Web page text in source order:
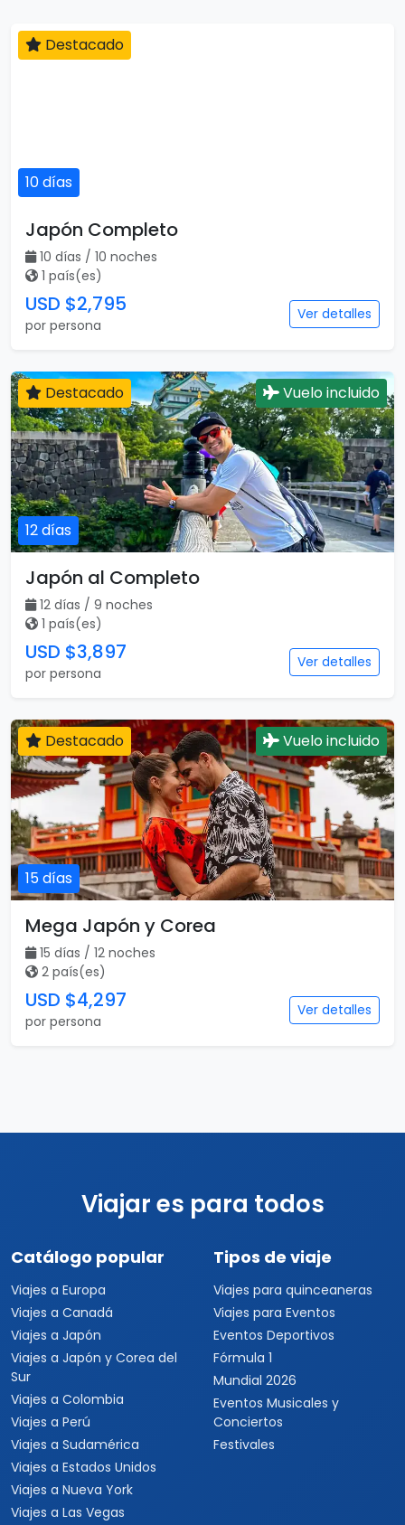
10 días
Destacado
Japón Completo
10 días / 10 noches
1 país(es)
USD $2,795
por persona
Ver detalles
12 días
Destacado Vuelo incluido
Japón al Completo
12 días / 9 noches
1 país(es)
USD $3,897
por persona
Ver detalles
15 días
Destacado Vuelo incluido
Mega Japón y Corea
15 días / 12 noches
2 país(es)
USD $4,297
por persona
Ver detalles
Viajar es para todos
Catálogo popular
Viajes a Europa
Viajes a Canadá
Viajes a Japón
Viajes a Japón y Corea del
Sur
Viajes a Colombia
Viajes a Perú
Viajes a Sudamérica
Viajes a Estados Unidos
Viajes a Nueva York
Viajes a Las Vegas
Tipos de viaje
Viajes para quinceaneras
Viajes para Eventos
Eventos Deportivos
Fórmula 1
Mundial 2026
Eventos Musicales y
Conciertos
Festivales